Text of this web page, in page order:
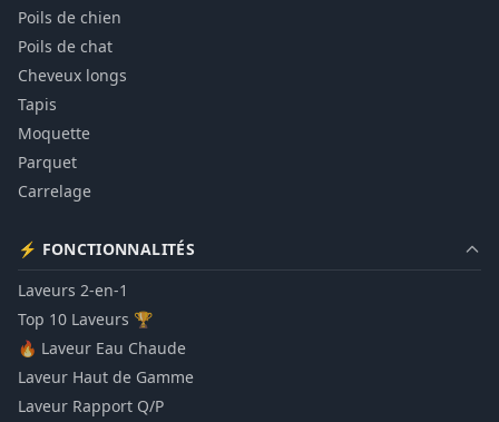
Poils de chien
Poils de chat
Cheveux longs
Tapis
Moquette
Parquet
Carrelage
⚡ FONCTIONNALITÉS
Laveurs 2-en-1
Top 10 Laveurs 🏆
🔥 Laveur Eau Chaude
Laveur Haut de Gamme
Laveur Rapport Q/P